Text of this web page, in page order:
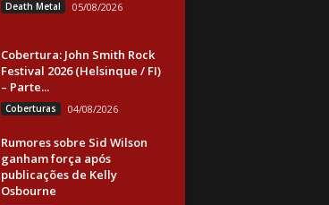
Death Metal 05/08/2026
Cobertura: John Smith Rock
Festival 2026 (Helsinque / FI)
– Parte...
Coberturas 04/08/2026
Rumores sobre Sid Wilson
ganham força após
publicações de Kelly
Osbourne